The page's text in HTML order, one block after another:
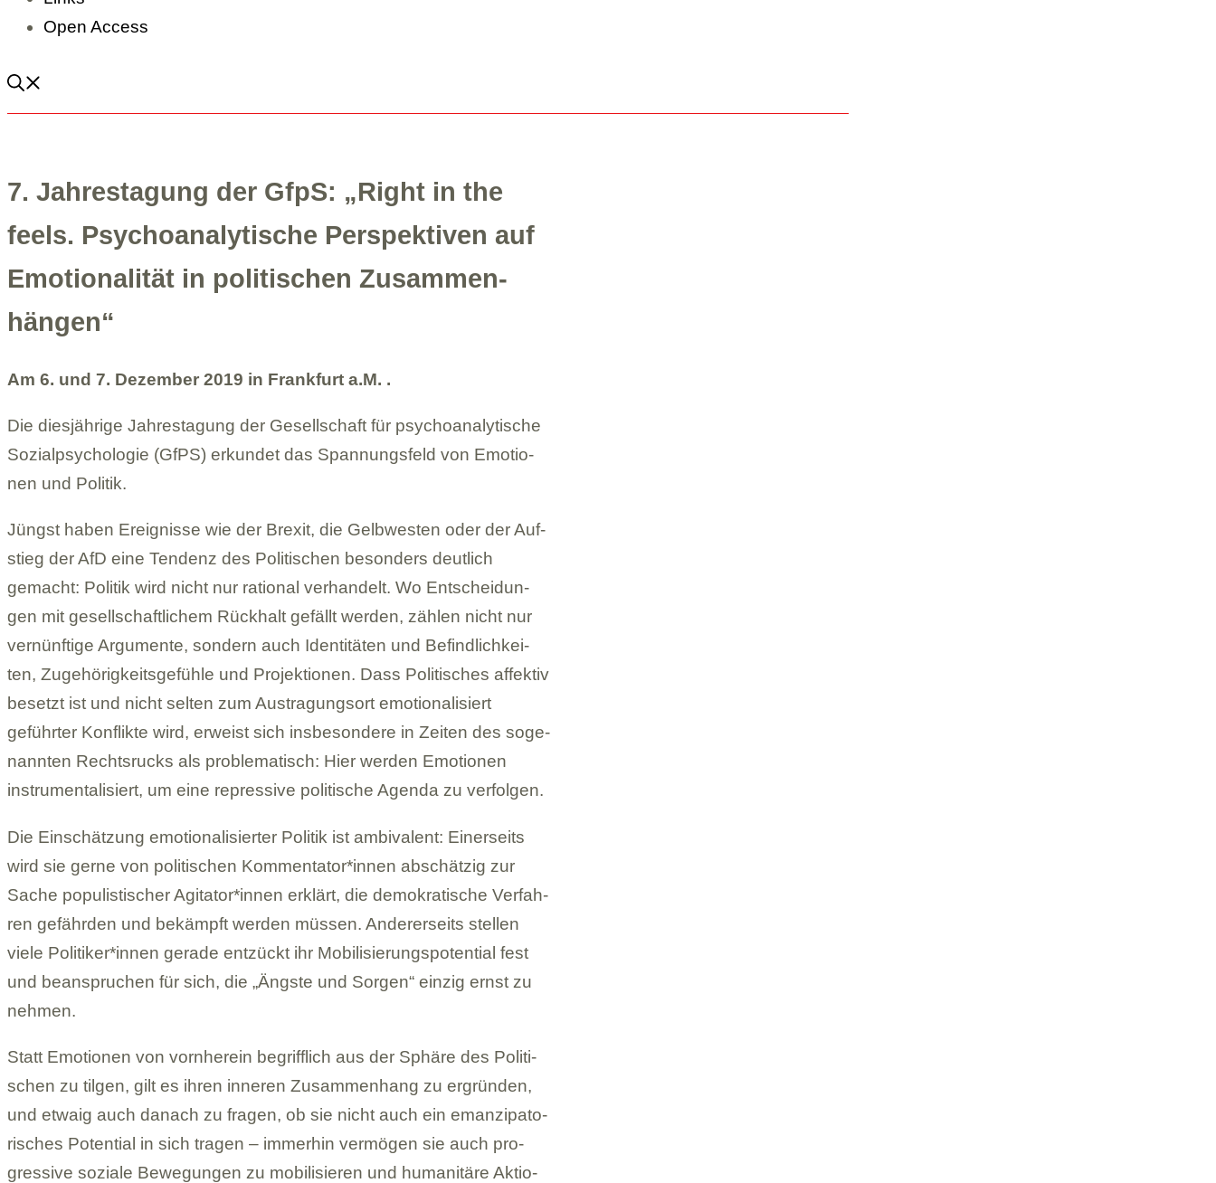
Open Access
7. Jah­res­ta­gung der GfpS: „Right in the
feels. Psy­cho­ana­ly­ti­sche Per­spek­ti­ven auf
Emo­tio­na­li­tät in poli­ti­schen Zusam­men­
hän­gen“
Am 6. und 7. Dezem­ber 2019 in Frank­furt a.M. .
Die dies­jäh­rige Jah­res­ta­gung der Gesell­schaft für psy­cho­ana­ly­ti­sche
Sozi­al­psy­cho­lo­gie (GfPS) erkun­det das Span­nungs­feld von Emo­tio­
nen und Poli­tik.
Jüngst haben Ereig­nisse wie der Brexit, die Gelb­wes­ten oder der Auf­
stieg der AfD eine Ten­denz des Poli­ti­schen beson­ders deut­lich
gemacht: Poli­tik wird nicht nur ratio­nal ver­han­delt. Wo Ent­schei­dun­
gen mit gesell­schaft­li­chem Rück­halt gefällt wer­den, zäh­len nicht nur
ver­nünf­tige Argu­mente, son­dern auch Iden­ti­tä­ten und Befind­lich­kei­
ten, Zuge­hö­rig­keits­ge­fühle und Pro­jek­tio­nen. Dass Poli­ti­sches affek­tiv
besetzt ist und nicht sel­ten zum Aus­tra­gungs­ort emo­tio­na­li­siert
geführ­ter Kon­flikte wird, erweist sich ins­be­son­dere in Zei­ten des soge­
nann­ten Rechts­rucks als pro­ble­ma­tisch: Hier wer­den Emo­tio­nen
instru­men­ta­li­siert, um eine repres­sive poli­ti­sche Agenda zu ver­fol­gen.
Die Ein­schät­zung emo­tio­na­li­sier­ter Poli­tik ist ambi­va­lent: Einer­seits
wird sie gerne von poli­ti­schen Kommentator*innen abschät­zig zur
Sache popu­lis­ti­scher Agitator*innen erklärt, die demo­kra­ti­sche Ver­fah­
ren gefähr­den und bekämpft wer­den müs­sen. Ande­rer­seits stel­len
viele Politiker*innen gerade ent­zückt ihr Mobi­li­sie­rungs­po­ten­tial fest
und bean­spru­chen für sich, die „Ängste und Sor­gen“ ein­zig ernst zu
neh­men.
Statt Emo­tio­nen von vorn­her­ein begriff­lich aus der Sphäre des Poli­ti­
schen zu til­gen, gilt es ihren inne­ren Zusam­men­hang zu ergrün­den,
und etwaig auch danach zu fra­gen, ob sie nicht auch ein eman­zi­pa­to­
ri­sches Poten­tial in sich tra­gen – immer­hin ver­mö­gen sie auch pro­
gres­sive soziale Bewe­gun­gen zu mobi­li­sie­ren und huma­ni­täre Aktio­